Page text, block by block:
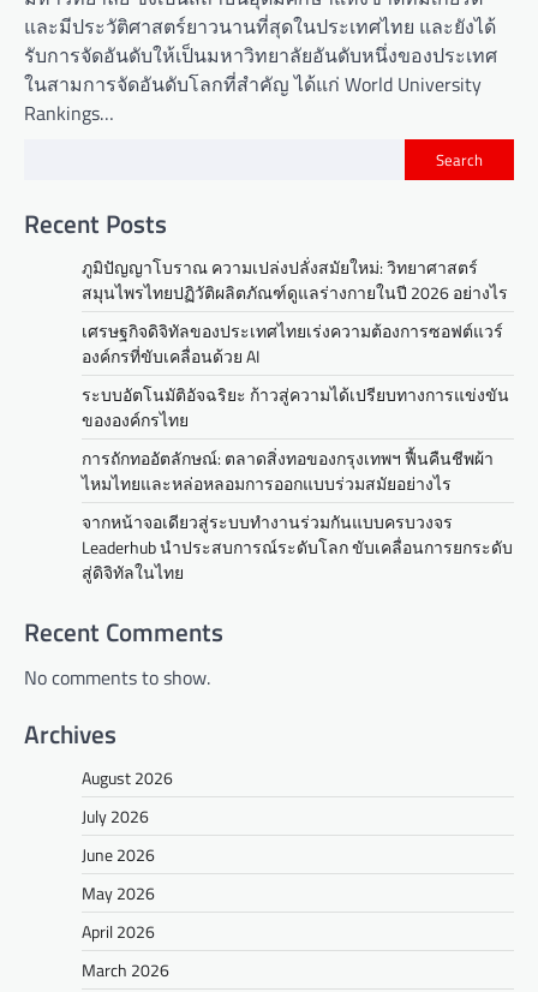
และมีประวัติศาสตร์ยาวนานที่สุดในประเทศไทย และยังได้
รับการจัดอันดับให้เป็นมหาวิทยาลัยอันดับหนึ่งของประเทศ
ในสามการจัดอันดับโลกที่สำคัญ ได้แก่ World University
Rankings…
Search
Recent Posts
ภูมิปัญญาโบราณ ความเปล่งปลั่งสมัยใหม่: วิทยาศาสตร์
สมุนไพรไทยปฏิวัติผลิตภัณฑ์ดูแลร่างกายในปี 2026 อย่างไร
เศรษฐกิจดิจิทัลของประเทศไทยเร่งความต้องการซอฟต์แวร์
องค์กรที่ขับเคลื่อนด้วย AI
ระบบอัตโนมัติอัจฉริยะ ก้าวสู่ความได้เปรียบทางการแข่งขัน
ขององค์กรไทย
การถักทออัตลักษณ์: ตลาดสิ่งทอของกรุงเทพฯ ฟื้นคืนชีพผ้า
ไหมไทยและหล่อหลอมการออกแบบร่วมสมัยอย่างไร
จากหน้าจอเดียวสู่ระบบทำงานร่วมกันแบบครบวงจร
Leaderhub นำประสบการณ์ระดับโลก ขับเคลื่อนการยกระดับ
สู่ดิจิทัลในไทย
Recent Comments
No comments to show.
Archives
August 2026
July 2026
June 2026
May 2026
April 2026
March 2026